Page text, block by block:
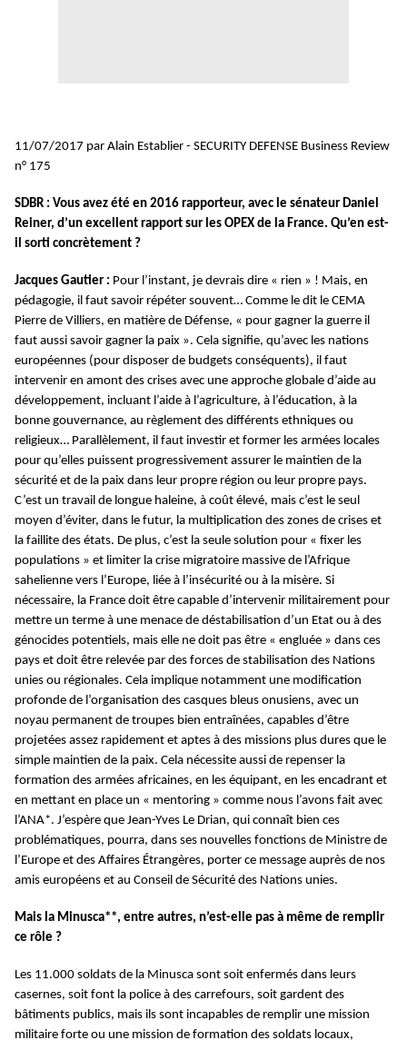
11/07/2017 par Alain Establier - SECURITY DEFENSE Business Review
n° 175
SDBR : Vous avez été en 2016 rapporteur, avec le sénateur Daniel
Reiner, d’un excellent rapport sur les OPEX de la France. Qu’en est-
il sorti concrètement ?
Jacques Gautier : Pour l’instant, je devrais dire « rien » ! Mais, en
pédagogie, il faut savoir répéter souvent… Comme le dit le CEMA
Pierre de Villiers, en matière de Défense, « pour gagner la guerre il
faut aussi savoir gagner la paix ». Cela signifie, qu’avec les nations
européennes (pour disposer de budgets conséquents), il faut
intervenir en amont des crises avec une approche globale d’aide au
développement, incluant l’aide à l’agriculture, à l’éducation, à la
bonne gouvernance, au règlement des différents ethniques ou
religieux… Parallèlement, il faut investir et former les armées locales
pour qu’elles puissent progressivement assurer le maintien de la
sécurité et de la paix dans leur propre région ou leur propre pays.
C’est un travail de longue haleine, à coût élevé, mais c’est le seul
moyen d’éviter, dans le futur, la multiplication des zones de crises et
la faillite des états. De plus, c’est la seule solution pour « fixer les
populations » et limiter la crise migratoire massive de l’Afrique
sahelienne vers l’Europe, liée à l’insécurité ou à la misère. Si
nécessaire, la France doit être capable d’intervenir militairement pour
mettre un terme à une menace de déstabilisation d’un Etat ou à des
génocides potentiels, mais elle ne doit pas être « engluée » dans ces
pays et doit être relevée par des forces de stabilisation des Nations
unies ou régionales. Cela implique notamment une modification
profonde de l’organisation des casques bleus onusiens, avec un
noyau permanent de troupes bien entraînées, capables d’être
projetées assez rapidement et aptes à des missions plus dures que le
simple maintien de la paix. Cela nécessite aussi de repenser la
formation des armées africaines, en les équipant, en les encadrant et
en mettant en place un « mentoring » comme nous l’avons fait avec
l’ANA*. J’espère que Jean-Yves Le Drian, qui connaît bien ces
problématiques, pourra, dans ses nouvelles fonctions de Ministre de
l’Europe et des Affaires Étrangères, porter ce message auprès de nos
amis européens et au Conseil de Sécurité des Nations unies.
Mais la Minusca**, entre autres, n’est-elle pas à même de remplir
ce rôle ?
Les 11.000 soldats de la Minusca sont soit enfermés dans leurs
casernes, soit font la police à des carrefours, soit gardent des
bâtiments publics, mais ils sont incapables de remplir une mission
militaire forte ou une mission de formation des soldats locaux,